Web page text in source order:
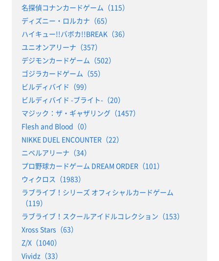
名探偵コナンカードゲーム（115）
ディズニー・ロルカナ（65）
ハイキュー!!バボカ!!BREAK（36）
ユニオンアリーナ（357）
デジモンカードゲーム（502）
ゴジラカードゲーム（55）
ビルディバイド（99）
ビルディバイド -ブライト-（20）
マジック：ザ・ギャザリング（1457）
Flesh and Blood（0）
NIKKE DUEL ENCOUNTER（22）
ニベルアリーナ（34）
プロ野球カードゲーム DREAM ORDER（101）
ウィクロス（1983）
ラブライブ！シリーズ オフィシャルカードゲーム
（119）
ラブライブ！スクールアイドルコレクション（153）
Xross Stars（63）
Z/X（1040）
Vividz（33）